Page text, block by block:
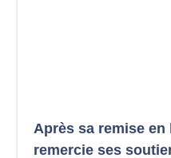
Après sa remise en
remercie ses